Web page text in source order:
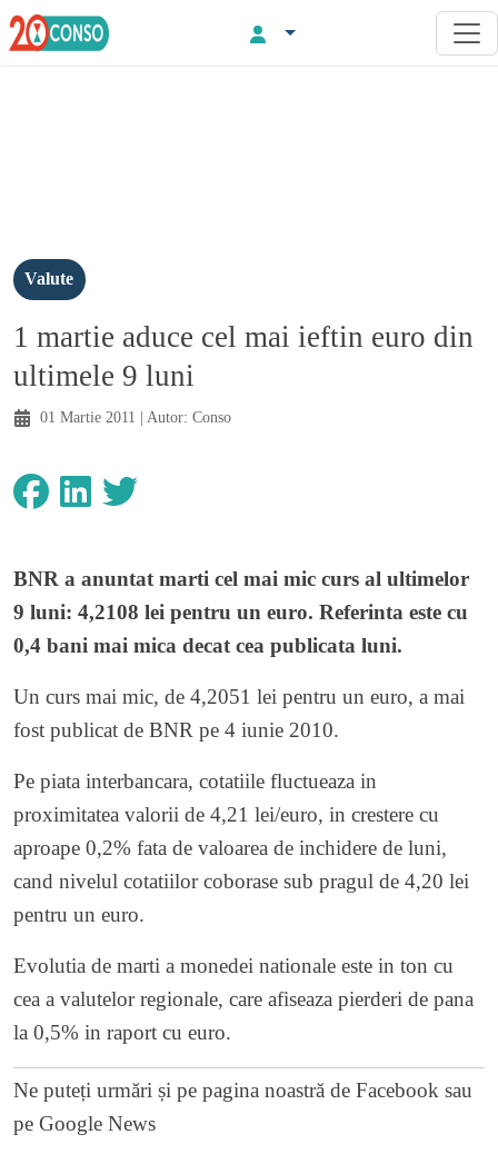
Valute
1 martie aduce cel mai ieftin euro din
ultimele 9 luni
01 Martie 2011 | Autor: Conso
BNR a anuntat marti cel mai mic curs al ultimelor
9 luni: 4,2108 lei pentru un euro. Referinta este cu
0,4 bani mai mica decat cea publicata luni.
Un curs mai mic, de 4,2051 lei pentru un euro, a mai
fost publicat de BNR pe 4 iunie 2010.
Pe piata interbancara, cotatiile fluctueaza in
proximitatea valorii de 4,21 lei/euro, in crestere cu
aproape 0,2% fata de valoarea de inchidere de luni,
cand nivelul cotatiilor coborase sub pragul de 4,20 lei
pentru un euro.
Evolutia de marti a monedei nationale este in ton cu
cea a valutelor regionale, care afiseaza pierderi de pana
la 0,5% in raport cu euro.
Ne puteți urmări și pe pagina noastră de Facebook sau
pe Google News